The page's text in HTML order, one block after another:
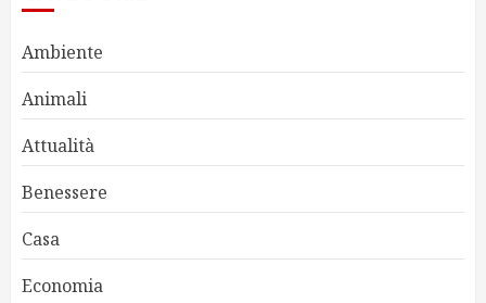
Ambiente
Animali
Attualità
Benessere
Casa
Economia